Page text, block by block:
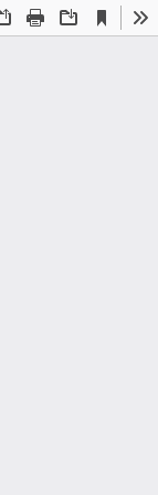
OpenPrint Download
Current
View
生
法